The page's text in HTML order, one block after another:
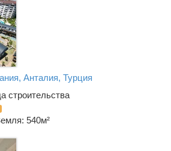
Анталия, Турция
строительства
540м²